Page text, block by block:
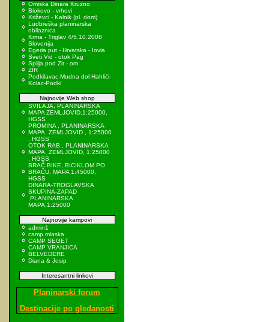
Omiska Dinara Kruzno
Biokovo - vrhovi
Križevci - Kalnik (pl. dom)
Ludbreška planinarska
obilaznica
Krma - Triglav 4/5.10.2008
Slovenija
Egeria put - Hrvatska - Iovia
Sveti Vid - otok Pag
Spilja pod Zir - om
ZIR
Podkilavac-Mudna dol-Hahlići-
Kolac-Podki
Najnovije Web shop
SVILAJA, PLANINARSKA
MAPA ZEMLJOVID,1:25000,
HGSS
PROMINA , PLANINARSKA
MAPA, ZEMLJOVID , 1:25000
, HGSS
OTOK RAB , PLANINARSKA
MAPA, ZEMLJOVID, 1:25000
, HGSS
BRAČ BIKE, BICIKLOM PO
BRAČU, MAPA 1:45000,
HGSS
DINARA-TROGLAVSKA
SKUPINA-ZAPAD
,PLANINARSKA
MAPA,1:25000
Najnovije kampovi
admin1
camp mlaska
CAMP SEGET
CAMP VRANJICA
BELVEDERE
Diana & Josip
Interesantni linkovi
Planinarski forum
Destinacije po gledanosti